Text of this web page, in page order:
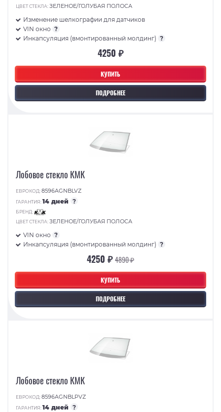
КУПИТЬ
ПОДРОБНЕЕ
ЦВЕТ СТЕКЛА:ЗЕЛЕНОЕ/ГОЛУБАЯ ПОЛОСА
Изменение шелкографии для датчиков
VIN окно ?
Инкапсуляция (вмонтированный молдинг) ?
4250 ₽
КУПИТЬ
ПОДРОБНЕЕ
Лобовое стекло КМК
ЕВРОКОД:8596AGNBLVZ
ГАРАНТИЯ:14 дней ?
БРЕНД:
ЦВЕТ СТЕКЛА:ЗЕЛЕНОЕ/ГОЛУБАЯ ПОЛОСА
VIN окно ?
Инкапсуляция (вмонтированный молдинг) ?
4250 ₽4890 ₽
Лобовое стекло КМК
ЕВРОКОД:8596AGNBLPVZ
ГАРАНТИЯ:14 дней ?